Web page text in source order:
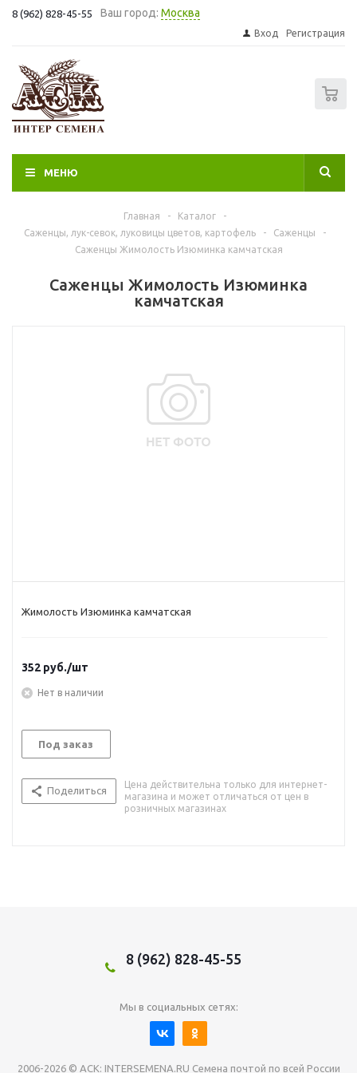
8 (962) 828-45-55 Ваш город: Москва
Вход Регистрация
МЕНЮ
Главная - Каталог
-
Саженцы, лук-севок, луковицы цветов, картофель
- Саженцы
-
Саженцы Жимолость Изюминка камчатская
Саженцы Жимолость Изюминка
камчатская
Жимолость Изюминка камчатская
352 руб./шт
Нет в наличии
Под заказ
Поделиться
Цена действительна только для интернет-
магазина и может отличаться от цен в
розничных магазинах
8 (962) 828-45-55
Мы в социальных сетях:
2006-2026 © АСК: INTERSEMENA.RU Семена почтой по всей России